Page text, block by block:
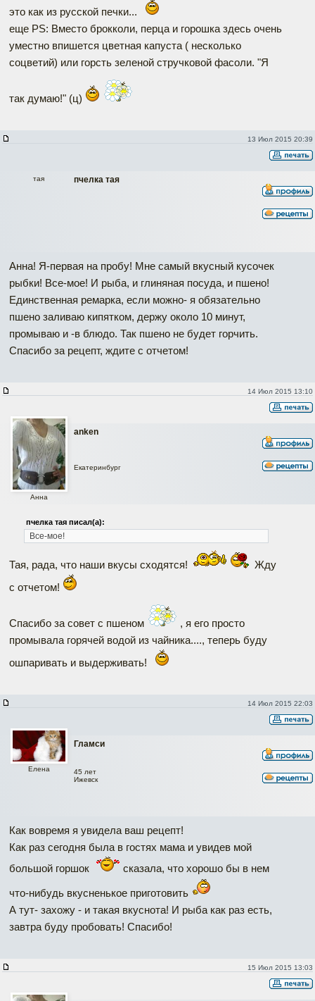
это как из русской печки...
еще PS: Вместо брокколи, перца и горошка здесь очень
уместно впишется цветная капуста ( несколько
соцветий) или горсть зеленой стручковой фасоли. "Я
так думаю!" (ц)
13 Июл 2015 20:39
пчелка тая
тая
Анна! Я-первая на пробу! Мне самый вкусный кусочек
рыбки! Все-мое! И рыба, и глиняная посуда, и пшено!
Единственная ремарка, если можно- я обязательно
пшено заливаю кипятком, держу около 10 минут,
промываю и -в блюдо. Так пшено не будет горчить.
Спасибо за рецепт, ждите с отчетом!
14 Июл 2015 13:10
anken
Анна
Екатеринбург
пчелка тая писал(а):
Все-мое!
Тая, рада, что наши вкусы сходятся!
Жду
с отчетом!
Спасибо за совет с пшеном
, я его просто
промывала горячей водой из чайника...., теперь буду
ошпаривать и выдерживать!
14 Июл 2015 22:03
Гламси
Елена
45 лет
Ижевск
Как вовремя я увидела ваш рецепт!
Как раз сегодня была в гостях мама и увидев мой
большой горшок
сказала, что хорошо бы в нем
что-нибудь вкусненькое приготовить
А тут- захожу - и такая вкуснота! И рыба как раз есть,
завтра буду пробовать! Спасибо!
15 Июл 2015 13:03